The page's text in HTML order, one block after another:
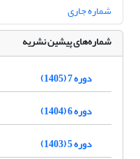
شماره جاری
شماره‌های پیشین نشریه
دوره 7 (1405)
دوره 6 (1404)
دوره 5 (1403)